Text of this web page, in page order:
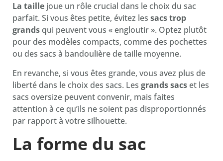
La taille joue un rôle crucial dans le choix du sac
parfait. Si vous êtes petite, évitez les sacs trop
grands qui peuvent vous « engloutir ». Optez plutôt
pour des modèles compacts, comme des pochettes
ou des sacs à bandoulière de taille moyenne.
En revanche, si vous êtes grande, vous avez plus de
liberté dans le choix des sacs. Les grands sacs et les
sacs oversize peuvent convenir, mais faites
attention à ce qu’ils ne soient pas disproportionnés
par rapport à votre silhouette.
La forme du sac